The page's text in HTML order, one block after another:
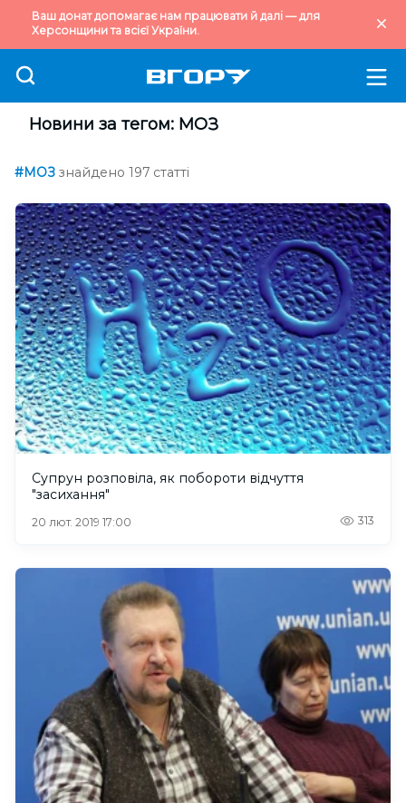
Ваш донат допомагає нам працювати й далі — для
Херсонщини та всієї України.
Новини за тегом: МОЗ
#МОЗ знайдено 197 статті
Супрун розповіла, як побороти відчуття
"засихання"
20 лют. 2019 17:00 313